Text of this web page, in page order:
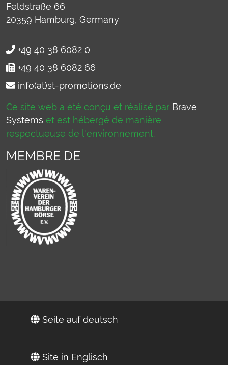
Feldstraße 66
20359 Hamburg, Germany
+49 40 38 6082 0
+49 40 38 6082 66
info(at)st-promotions.de
Ce site web a été conçu et réalisé par Brave
Systems et est hébergé de manière
respectueuse de l'environnement.
MEMBRE DE
Seite auf deutsch
Site in Englisch